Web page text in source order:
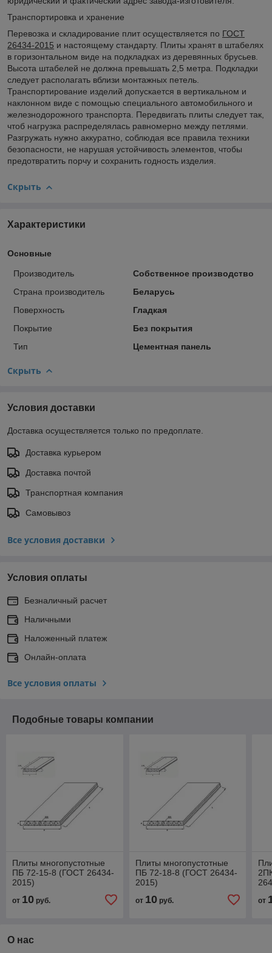
Транспортировка и хранение
Перевозка и складирование плит осуществляется по ГОСТ
26434-2015 и настоящему стандарту. Плиты хранят в штабелях
в горизонтальном виде на подкладках из деревянных брусьев.
Высота штабелей не должна превышать 2,5 метра. Подкладки
следует располагать вблизи монтажных петель.
Транспортирование изделий допускается в вертикальном и
наклонном виде с помощью специального автомобильного и
железнодорожного транспорта. Передвигать плиты следует так,
чтоб нагрузка распределялась равномерно между петлями.
Разгружать нужно аккуратно, соблюдая все правила техники
безопасности, не нарушая устойчивость элементов, чтобы
предотвратить порчу и сохранить годность изделия.
Скрыть
Характеристики
Основные
Производитель
Собственное производство
Страна производитель
Беларусь
Поверхность
Гладкая
Покрытие
Без покрытия
Тип
Цементная панель
Скрыть
Условия доставки
Доставка осуществляется только по предоплате.
Доставка курьером
Доставка почтой
Транспортная компания
Самовывоз
Все условия доставки
Условия оплаты
Безналичный расчет
Наличными
Наложенный платеж
Онлайн-оплата
Все условия оплаты
Подобные товары компании
Плиты многопустотные
ПБ 72-15-8 (ГОСТ 26434-
2015)
от 10 руб.
Плиты многопустотные
ПБ 72-18-8 (ГОСТ 26434-
2015)
от 10руб. от
О нас